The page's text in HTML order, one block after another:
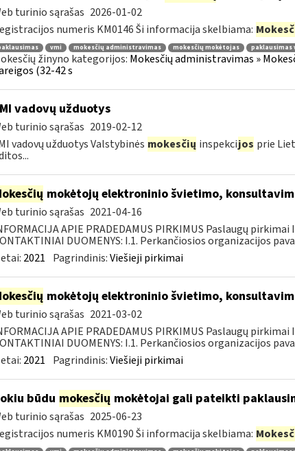
turinio sąrašas 2026-01-02
numeris KM0146 Ši informacija skelbiama:
vmi mokesčių administravimas mokesčių mokėtojas paklausimas
žinyno kategorijos: Mokesčių administravimas »
(32-42 s
vadovų užduotys
turinio sąrašas 2019-02-12
vadovų užduotys Valstybinės mokesčių inspekcijos prie
mokėtojų elektroninio švietimo,
turinio sąrašas 2021-04-16
APIE PRADEDAMUS PIRKIMUS Paslaugų pirkimai
DUOMENYS: I.1. Perkančiosios organizacijos
2021 Pagrindinis:Viešieji pirkimai
mokėtojų elektroninio švietimo,
turinio sąrašas 2021-03-02
APIE PRADEDAMUS PIRKIMUS Paslaugų pirkimai
DUOMENYS: I.1. Perkančiosios organizacijos
2021 Pagrindinis:Viešieji pirkimai
būdu mokesčių mokėtojai gali pateikti
turinio sąrašas 2025-06-23
numeris KM0190 Ši informacija skelbiama: